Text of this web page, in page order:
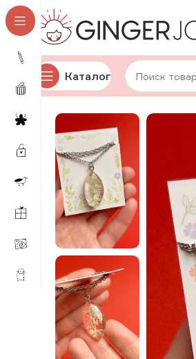
Каталог
Главная Украшения Кулоны